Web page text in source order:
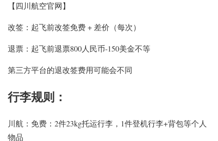
【四川航空官网】
改签：起飞前改签免费 + 差价（每次）
退票：起飞前退票800人民币-150美金不等
第三方平台的退改签费用可能会不同
行李规则：
川航： 免费： 2件23kg托运行李，1件登机行李+背包等个人
物品